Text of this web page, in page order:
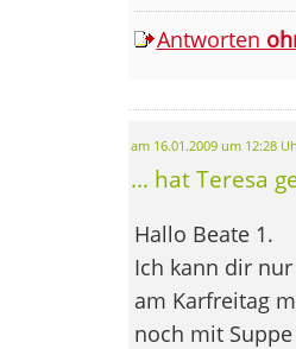
Antworten
am 16.01.2009 um 12:28
... hat Teresa
Hallo Beate 1.
Ich kann dir
am Karfreitag
noch mit